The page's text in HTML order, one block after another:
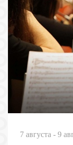
7 августа - 9